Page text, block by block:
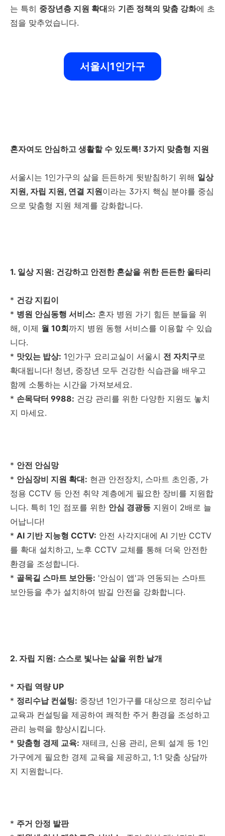
는 특히 중장년층 지원 확대와 기존 정책의 맞춤 강화에 초
점을 맞추었습니다.
서울시1인가구
혼자여도 안심하고 생활할 수 있도록! 3가지 맞춤형 지원
서울시는 1인가구의 삶을 든든하게 뒷받침하기 위해 일상
지원, 자립 지원, 연결 지원이라는 3가지 핵심 분야를 중심
으로 맞춤형 지원 체계를 강화합니다.
1. 일상 지원: 건강하고 안전한 혼삶을 위한 든든한 울타리
* 건강 지킴이
* 병원 안심동행 서비스: 혼자 병원 가기 힘든 분들을 위
해, 이제 월 10회까지 병원 동행 서비스를 이용할 수 있습
니다.
* 맛있는 밥상: 1인가구 요리교실이 서울시 전 자치구로
확대됩니다! 청년, 중장년 모두 건강한 식습관을 배우고
함께 소통하는 시간을 가져보세요.
* 손목닥터 9988: 건강 관리를 위한 다양한 지원도 놓치
지 마세요.
* 안전 안심망
* 안심장비 지원 확대: 현관 안전장치, 스마트 초인종, 가
정용 CCTV 등 안전 취약 계층에게 필요한 장비를 지원합
니다. 특히 1인 점포를 위한 안심 경광등 지원이 2배로 늘
어납니다!
* AI 기반 지능형 CCTV: 안전 사각지대에 AI 기반 CCTV
를 확대 설치하고, 노후 CCTV 교체를 통해 더욱 안전한
환경을 조성합니다.
* 골목길 스마트 보안등: '안심이 앱'과 연동되는 스마트
보안등을 추가 설치하여 밤길 안전을 강화합니다.
2. 자립 지원: 스스로 빛나는 삶을 위한 날개
* 자립 역량 UP
* 정리수납 컨설팅: 중장년 1인가구를 대상으로 정리수납
교육과 컨설팅을 제공하여 쾌적한 주거 환경을 조성하고
관리 능력을 향상시킵니다.
* 맞춤형 경제 교육: 재테크, 신용 관리, 은퇴 설계 등 1인
가구에게 필요한 경제 교육을 제공하고, 1:1 맞춤 상담까
지 지원합니다.
* 주거 안정 발판